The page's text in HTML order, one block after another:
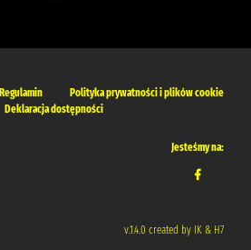
Regulamin
Polityka prywatności i plików cookie
Deklaracja dostępności
Jesteśmy na:
v.1.4.0 created by IK & H7